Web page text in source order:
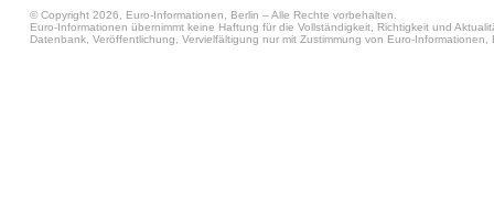
© Copyright 2026, Euro-Informationen, Berlin – Alle Rechte vorbehalten.
Euro-Informationen übernimmt keine Haftung für die Vollständigkeit, Richtigkeit und
Datenbank, Veröffentlichung, Vervielfältigung nur mit Zustimmung von Euro-Informationen,